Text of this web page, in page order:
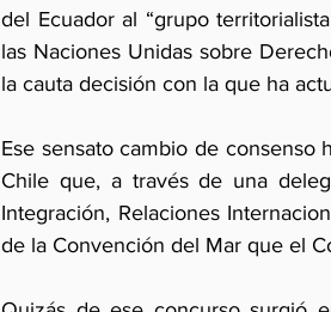
del Ecuador al “grupo
las Naciones Unidas sobre
la cauta decisión con la que ha
Ese sensato cambio de consenso
Chile que, a través de una
Integración, Relaciones
de la Convención del Mar que el